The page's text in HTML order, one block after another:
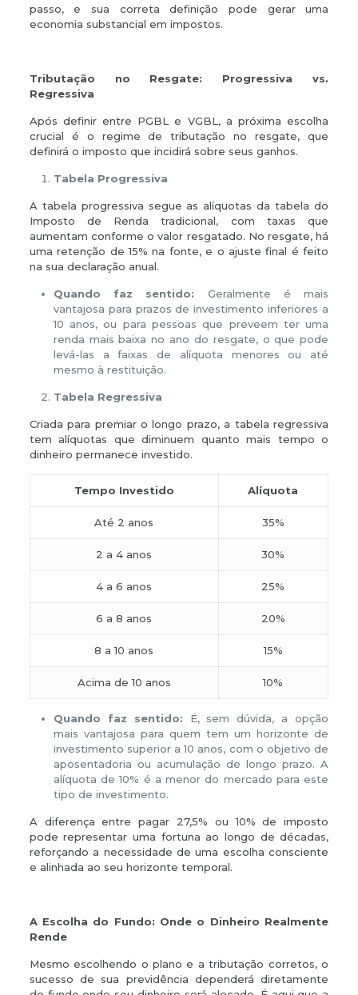
passo, e sua correta definição pode gerar uma
economia substancial em impostos.
Tributação no Resgate: Progressiva vs.
Regressiva
Após definir entre PGBL e VGBL, a próxima escolha
crucial é o regime de tributação no resgate, que
definirá o imposto que incidirá sobre seus ganhos.
Tabela Progressiva
A tabela progressiva segue as alíquotas da tabela do
Imposto de Renda tradicional, com taxas que
aumentam conforme o valor resgatado. No resgate, há
uma retenção de 15% na fonte, e o ajuste final é feito
na sua declaração anual.
Quando faz sentido: Geralmente é mais
vantajosa para prazos de investimento inferiores a
10 anos, ou para pessoas que preveem ter uma
renda mais baixa no ano do resgate, o que pode
levá-las a faixas de alíquota menores ou até
mesmo à restituição.
Tabela Regressiva
Criada para premiar o longo prazo, a tabela regressiva
tem alíquotas que diminuem quanto mais tempo o
dinheiro permanece investido.
Tempo Investido Alíquota
Até 2 anos 35%
2 a 4 anos 30%
4 a 6 anos 25%
6 a 8 anos 20%
8 a 10 anos 15%
Acima de 10 anos 10%
Quando faz sentido: É, sem dúvida, a opção
mais vantajosa para quem tem um horizonte de
investimento superior a 10 anos, com o objetivo de
aposentadoria ou acumulação de longo prazo. A
alíquota de 10% é a menor do mercado para este
tipo de investimento.
A diferença entre pagar 27,5% ou 10% de imposto
pode representar uma fortuna ao longo de décadas,
reforçando a necessidade de uma escolha consciente
e alinhada ao seu horizonte temporal.
A Escolha do Fundo: Onde o Dinheiro Realmente
Rende
Mesmo escolhendo o plano e a tributação corretos, o
sucesso de sua previdência dependerá diretamente